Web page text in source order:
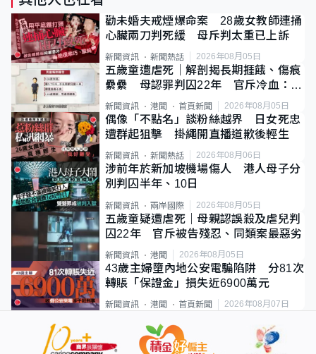
勸未婚夫戒煙爆命案 28歲女教師連捅
心臟兩刀判死緩 母斥判太重已上訴
新聞資訊 新聞熱話 2026年08月05日
五歲童遭虐死｜解剖揭長期捱餓、傷痕
纍纍 母認罪判囚22年 官斥冷血：同
類案最惡劣
新聞資訊 港聞 首頁新聞 2026年08月05日
偶像「不點名」談粉絲越界 日女死忠
遭群起狙擊 掛繩開直播道歉後輕生
新聞資訊 新聞熱話 2026年08月06日
涉前年於新加坡機場傷人 港人母子分
別判囚半年、10日
新聞資訊 兩岸國際 2026年08月05日
五歲童疑遭虐死｜母親認誤殺及虐兒判
囚22年 官斥被告殘忍、同類案最惡劣
新聞資訊 港聞 2026年08月05日
43歲主婦墮內地公安電騙陷阱 分81次
轉賬「保證金」損失近6900萬元
新聞資訊 港聞 首頁新聞 2026年08月07日